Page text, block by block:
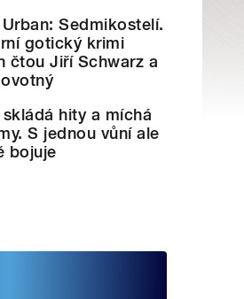
Sedmikostelí.
gotický krimi
čtou Jiří Schwarz a
skládá hity a míchá
S jednou vůní ale
bojuje